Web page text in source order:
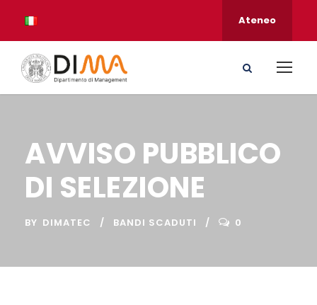
Ateneo
AVVISO PUBBLICO
DI SELEZIONE
BY DIMATEC BANDI SCADUTI 0